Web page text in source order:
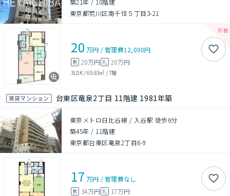
築21年 / 10階建
東京都荒川区南千住５丁目3-21
20 万円 /管理費12,000円
敷 20万円 礼 20万円
3LDK/69.83㎡ /7階
賃貸マンション 台東区竜泉2丁目 11階建 1981年築
東京メトロ日比谷線 / 入谷駅 徒歩6分
築45年 / 11階建
東京都台東区竜泉2丁目6-9
17 万円 /管理費なし
敷 34万円 礼 17万円